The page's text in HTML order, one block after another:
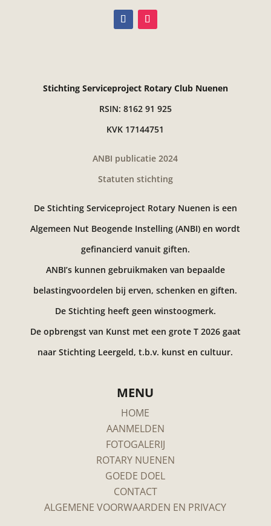
Stichting Serviceproject Rotary Club Nuenen
RSIN: 8162 91 925
KVK 17144751
ANBI publicatie 2024
Statuten stichting
De Stichting Serviceproject Rotary Nuenen is een
Algemeen Nut Beogende Instelling (ANBI) en wordt
gefinancierd vanuit giften.
ANBI’s kunnen gebruikmaken van bepaalde
belastingvoordelen bij erven, schenken en giften.
De Stichting heeft geen winstoogmerk.
De opbrengst van Kunst met een grote T 2026 gaat
naar Stichting Leergeld, t.b.v. kunst en cultuur.
MENU
HOME
AANMELDEN
FOTOGALERIJ
ROTARY NUENEN
GOEDE DOEL
CONTACT
ALGEMENE VOORWAARDEN EN PRIVACY